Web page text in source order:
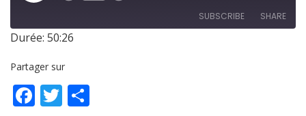
SUBSCRIBE SHARE
RSS FEED
LINK
Durée: 50:26
Partager sur
Facebook
Twitter